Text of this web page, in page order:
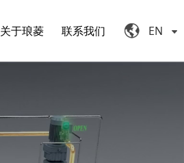
关于琅菱 联系我们 EN